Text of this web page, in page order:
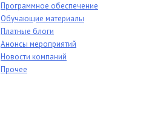
Программное обеспечение
Обучающие материалы
Платные блоги
Анонсы мероприятий
Новости компаний
Прочее